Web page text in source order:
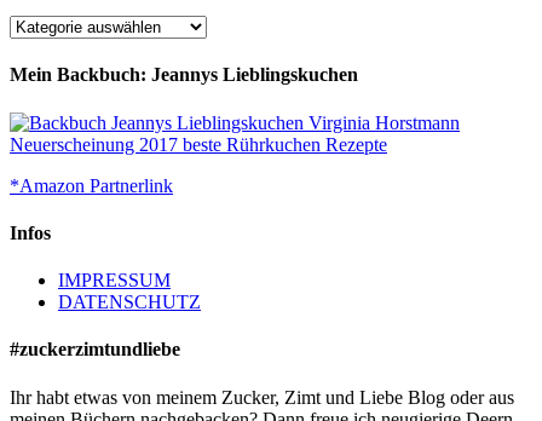
Rezeptübersicht
Mein Backbuch: Jeannys Lieblingskuchen
*Amazon Partnerlink
Infos
IMPRESSUM
DATENSCHUTZ
#zuckerzimtundliebe
Ihr habt etwas von meinem Zucker, Zimt und Liebe Blog oder aus